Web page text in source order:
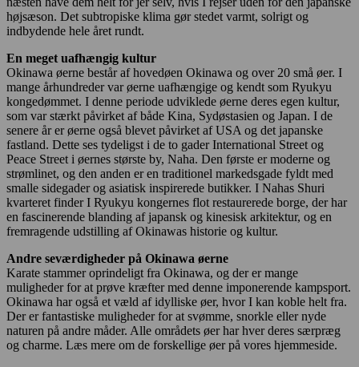
højsæson. Det subtropiske klima gør stedet varmt, solrigt og
indbydende hele året rundt.
En meget uafhængig kultur
Okinawa øerne består af hovedøen Okinawa og over 20 små øer. I
mange århundreder var øerne uafhængige og kendt som Ryukyu
kongedømmet. I denne periode udviklede øerne deres egen kultur,
som var stærkt påvirket af både Kina, Sydøstasien og Japan. I de
senere år er øerne også blevet påvirket af USA og det japanske
fastland. Dette ses tydeligst i de to gader International Street og
Peace Street i øernes største by, Naha. Den første er moderne og
strømlinet, og den anden er en traditionel markedsgade fyldt med
smalle sidegader og asiatisk inspirerede butikker. I Nahas Shuri
kvarteret finder I Ryukyu kongernes flot restaurerede borge, der har
en fascinerende blanding af japansk og kinesisk arkitektur, og en
fremragende udstilling af Okinawas historie og kultur.
Andre seværdigheder på Okinawa øerne
Karate stammer oprindeligt fra Okinawa, og der er mange
muligheder for at prøve kræfter med denne imponerende kampsport.
Okinawa har også et væld af idylliske øer, hvor I kan koble helt fra.
Der er fantastiske muligheder for at svømme, snorkle eller nyde
naturen på andre måder. Alle områdets øer har hver deres særpræg
og charme. Læs mere om de forskellige øer på vores hjemmeside.